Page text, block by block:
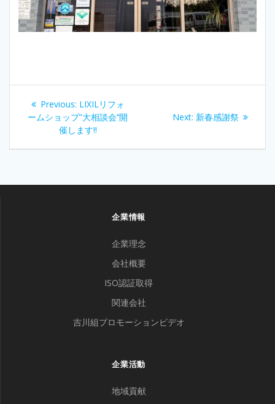
ナ
Previous: Previous
post:
LIXILリフォ
ームショップ”大相談会‘‘開
催します‼
Next: Next
新春感謝祭
企業情報
企業理念
会社概要
ISO認証取得
関連会社
吉川組プロモーションビデオ
企業活動
地域貢献